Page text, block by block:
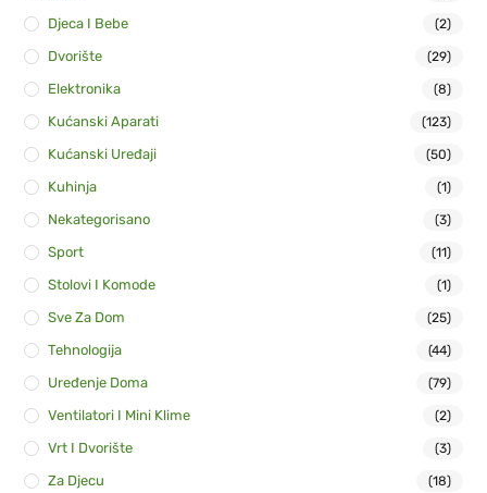
Djeca I Bebe (2)
Dvorište (29)
Elektronika (8)
Kućanski Aparati (123)
Kućanski Uređaji (50)
Kuhinja (1)
Nekategorisano (3)
Sport (11)
Stolovi I Komode (1)
Sve Za Dom (25)
Tehnologija (44)
Uređenje Doma (79)
Ventilatori I Mini Klime (2)
Vrt I Dvorište (3)
Za Djecu (18)